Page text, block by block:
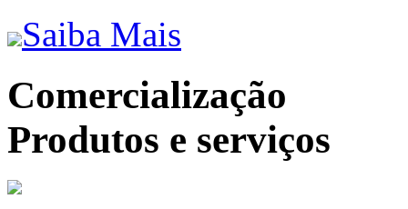
Saiba Mais
Comercialização
Produtos e serviços